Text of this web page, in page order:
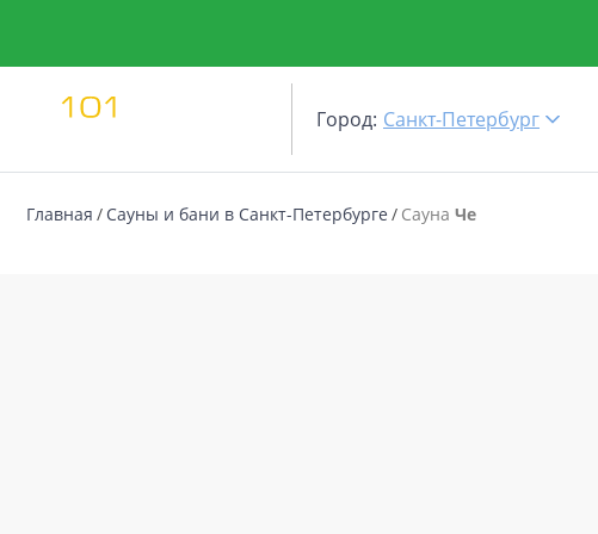
Город: Санкт-Петербург
Главная Сауны и бани в Санкт-Петербурге Сауна Че